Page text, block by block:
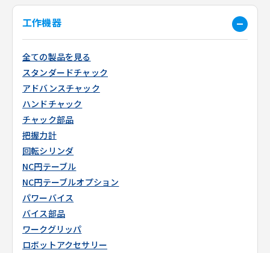
工作機器
全ての製品を見る
スタンダードチャック
アドバンスチャック
ハンドチャック
チャック部品
把握力計
回転シリンダ
NC円テーブル
NC円テーブルオプション
パワーバイス
バイス部品
ワークグリッパ
ロボットアクセサリー